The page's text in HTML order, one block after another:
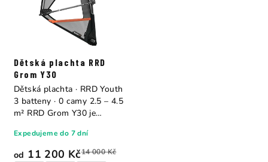
Dětská plachta RRD
Grom Y30
od 11 200 Kč14 000 Kč
Expedujeme do 7 dní
Dětská plachta · RRD Youth
3 batteny · 0 camy 2.5 – 4.5
m² RRD Grom Y30 je